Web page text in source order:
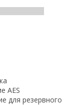
AES
для резервного